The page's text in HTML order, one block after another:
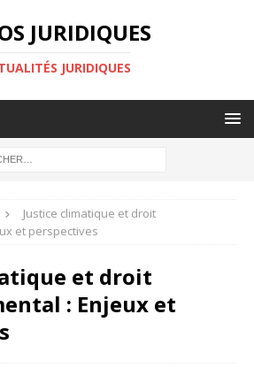
JURIDIQUES
JURIDIQUES
Justice climatique et droit
et perspectives
et droit
: Enjeux et